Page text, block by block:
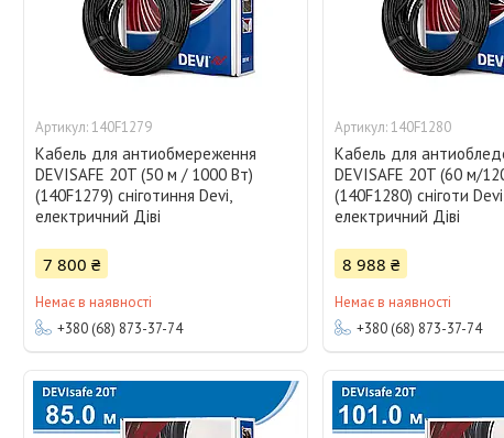
140F1279
Кабель для антиобмереження
DEVISAFE 20T (50 м / 1000 Вт)
(140F1279) сніготиння Devi,
електричний Діві
7 800 ₴
Немає в наявності
+380 (68) 873-37-74
140F1280
Кабель для
DEVISAFE 20T (60 м/
(140F1280) сніготи
електричний Діві
8 988 ₴
Немає в наявності
+380 (68) 873-37-74